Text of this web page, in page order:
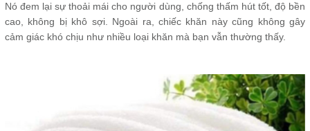
Nó đem lại sự thoải mái cho người dùng, chống thấm hút tốt, độ bền
cao, không bị khô sợi. Ngoài ra, chiếc khăn này cũng không gây
cảm giác khó chịu như nhiều loại khăn mà bạn vẫn thường thấy.